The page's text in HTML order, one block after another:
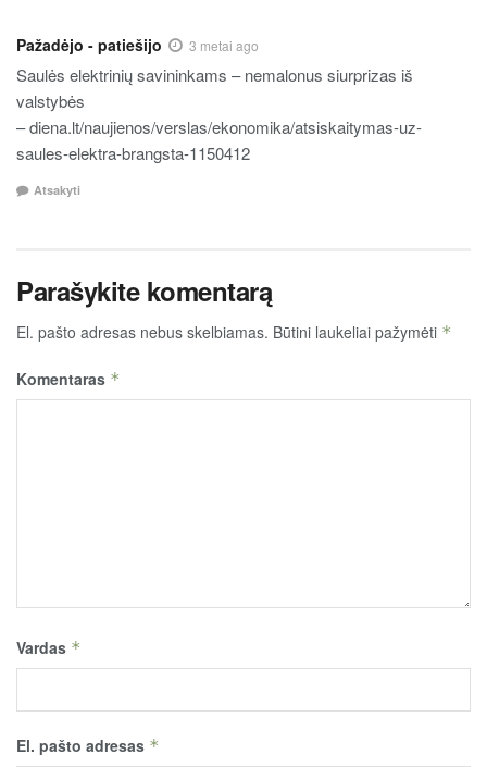
Pažadėjo - patiešijo 3 metai ago
Saulės elektrinių savininkams – nemalonus siurprizas iš
valstybės
– diena.lt/naujienos/verslas/ekonomika/atsiskaitymas-uz-
saules-elektra-brangsta-1150412
Atsakyti
Parašykite komentarą
El. pašto adresas nebus skelbiamas. Būtini laukeliai pažymėti *
Komentaras *
Vardas *
El. pašto adresas *